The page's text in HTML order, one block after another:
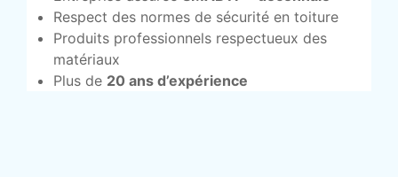
Respect des normes de sécurité en toiture
Produits professionnels respectueux des
matériaux
Plus de 20 ans d’expérience